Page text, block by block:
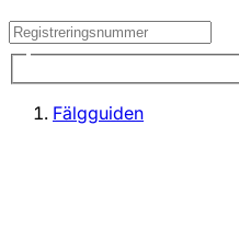
Fälgguiden